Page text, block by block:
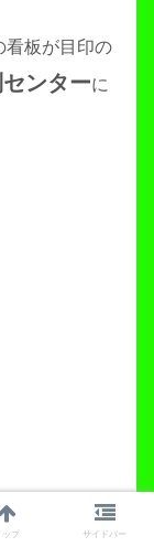
看板が目印の
ンターに
ップ サイドバー